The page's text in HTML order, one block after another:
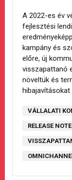
A 2022-es év
fejlesztési
kampány és
előre, új
visszapattanó
növeltük és
hibajavításokat
VÁLLALATI
RELEASE NOTE